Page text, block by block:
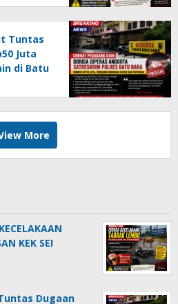
Tuntas
Juta
di Batu
More
KEK SEI
Dugaan